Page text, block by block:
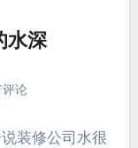
水深
论
装修公司水很